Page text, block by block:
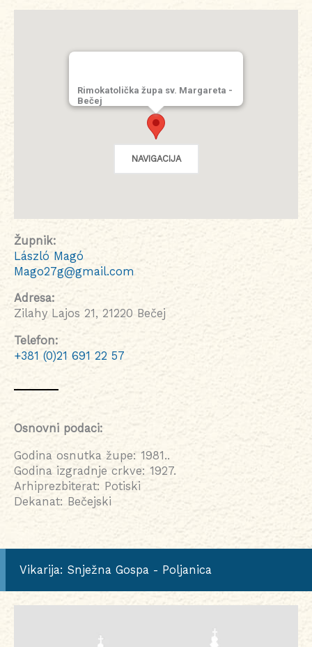
Župnik:
László Magó
Mago27g@gmail.com
Adresa:
Zilahy Lajos 21, 21220 Bečej
Telefon:
+381 (0)21 691 22 57
Osnovni podaci:
Godina osnutka župe: 1981..
Godina izgradnje crkve: 1927.
Arhiprezbiterat: Potiski
Dekanat: Bečejski
Rimokatolička župa sv. Margareta -
Bečej
NAVIGACIJA
Vikarija: Snježna Gospa - Poljanica